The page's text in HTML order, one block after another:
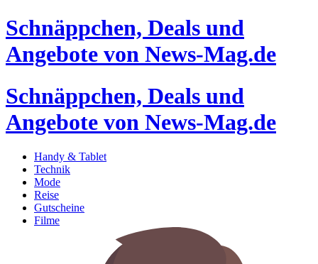
Schnäppchen, Deals und
Angebote von News-Mag.de
Schnäppchen, Deals und
Angebote von News-Mag.de
Handy & Tablet
Technik
Mode
Reise
Gutscheine
Filme